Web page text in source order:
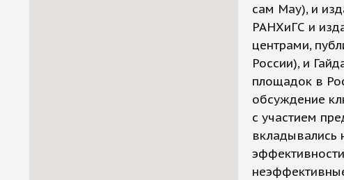
сам Мау), и
РАНХиГС и
центрами,
России), и
площадок в
обсуждение
с участием
вкладывались